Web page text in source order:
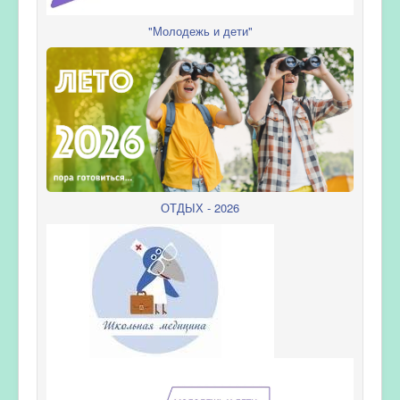
"Молодежь и дети"
ОТДЫХ - 2026